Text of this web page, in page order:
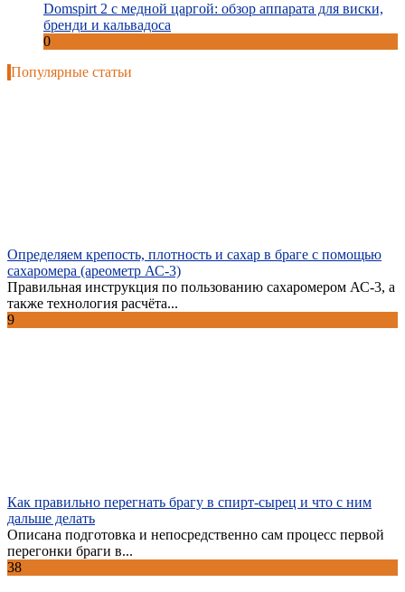
Domspirt 2 с медной царгой: обзор аппарата для виски,
бренди и кальвадоса
0
Популярные статьи
Определяем крепость, плотность и сахар в браге с помощью
сахаромера (ареометр АС-3)
Правильная инструкция по пользованию сахаромером АС-3, а
также технология расчёта...
9
Как правильно перегнать брагу в спирт-сырец и что с ним
дальше делать
Описана подготовка и непосредственно сам процесс первой
перегонки браги в...
38